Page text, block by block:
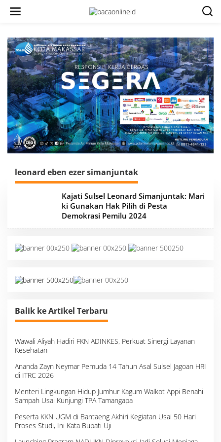
leonard eben ezer simanjuntak
Kajati Sulsel Leonard Simanjuntak: Mari
ki Gunakan Hak Pilih di Pesta
Demokrasi Pemilu 2024
Balik ke Artikel Terbaru
Wawali Aliyah Hadiri FKN ADINKES, Perkuat Sinergi Layanan
Kesehatan
Ananda Zayn Neymar Pemuda 14 Tahun Asal Sulsel Jagoan HRI
di ITRC 2026
Menteri Lingkungan Hidup Jumhur Kagum Walkot Appi Benahi
Sampah Usai Kunjungi TPA Tamangapa
Peserta KKN UGM di Bantaeng Akhiri Kegiatan Usai 50 Hari
Proses Studi, Ini Kata Bupati Uji